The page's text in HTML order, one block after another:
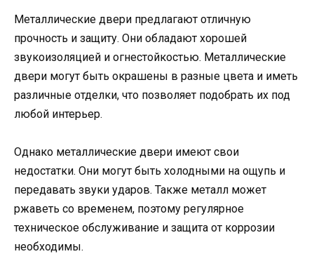
Металлические двери предлагают отличную
прочность и защиту. Они обладают хорошей
звукоизоляцией и огнестойкостью. Металлические
двери могут быть окрашены в разные цвета и иметь
различные отделки, что позволяет подобрать их под
любой интерьер.
Однако металлические двери имеют свои
недостатки. Они могут быть холодными на ощупь и
передавать звуки ударов. Также металл может
ржаветь со временем, поэтому регулярное
техническое обслуживание и защита от коррозии
необходимы.